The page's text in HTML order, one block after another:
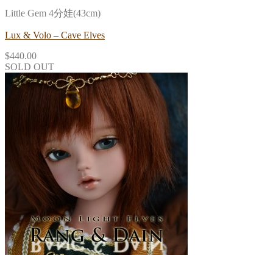
Little Gem 4分娃(43cm)
Lux & Volo – Cave Elves
$440.00
SOLD OUT